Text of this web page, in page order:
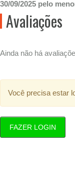
30/09/2025 pelo
Avaliações
Ainda não há
Você precisa estar
FAZER LOGIN